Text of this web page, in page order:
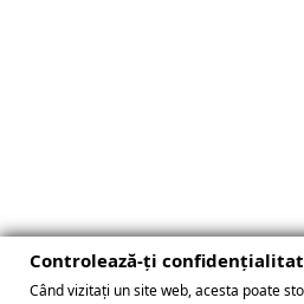
Controlează-ți
Când vizitați un site web, acesta poate